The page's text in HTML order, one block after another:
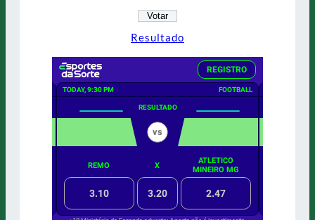
Resultado